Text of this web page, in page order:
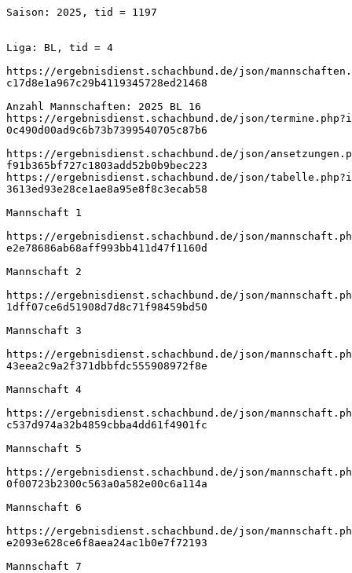
Saison: 2025, tid = 1197
Liga: BL, tid = 4
https://ergebnisdienst.schachbund.de/json/
c17d8e1a967c29b4119345728ed21468
Anzahl Mannschaften: 2025 BL 16
https://ergebnisdienst.schachbund.de/json/
0c490d00ad9c6b73b7399540705c87b6
https://ergebnisdienst.schachbund.de/json/
f91b365bf727c1803add52b0b9bec223
https://ergebnisdienst.schachbund.de/json/
3613ed93e28ce1ae8a95e8f8c3ecab58
Mannschaft 1
https://ergebnisdienst.schachbund.de/json/
e2e78686ab68aff993bb411d47f1160d
Mannschaft 2
https://ergebnisdienst.schachbund.de/json/
1dff07ce6d51908d7d8c71f98459bd50
Mannschaft 3
https://ergebnisdienst.schachbund.de/json/
43eea2c9a2f371dbbfdc555908972f8e
Mannschaft 4
https://ergebnisdienst.schachbund.de/json/
c537d974a32b4859cbba4dd61f4901fc
Mannschaft 5
https://ergebnisdienst.schachbund.de/json/
0f00723b2300c563a0a582e00c6a114a
Mannschaft 6
https://ergebnisdienst.schachbund.de/json/
e2093e628ce6f8aea24ac1b0e7f72193
Mannschaft 7